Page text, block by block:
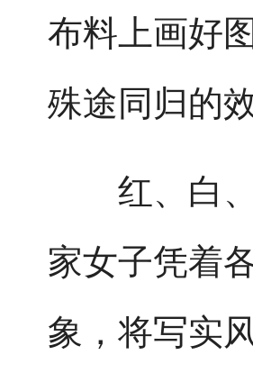
布料上画好
殊途同归的
红、白、
家女子凭着
象，将写实